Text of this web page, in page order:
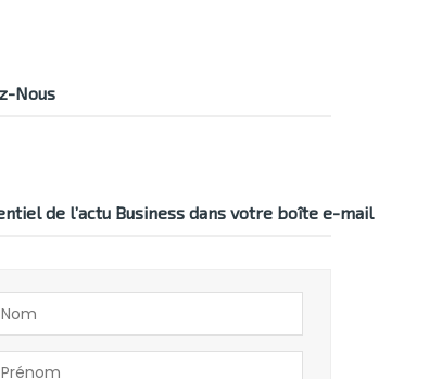
Nous
de l’actu Business dans votre boîte e-mail